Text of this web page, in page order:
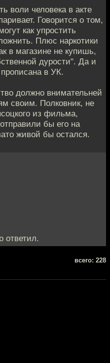
воли человека в акте
Говорится о том,
как упростить
Плюс наркотики
в магазине не купишь,
дурости". Да и
в УК.
должно внимательней
своим. Полковник, не
из фильма,
бы его на
живой бы остался.
ответил.
всего: 228